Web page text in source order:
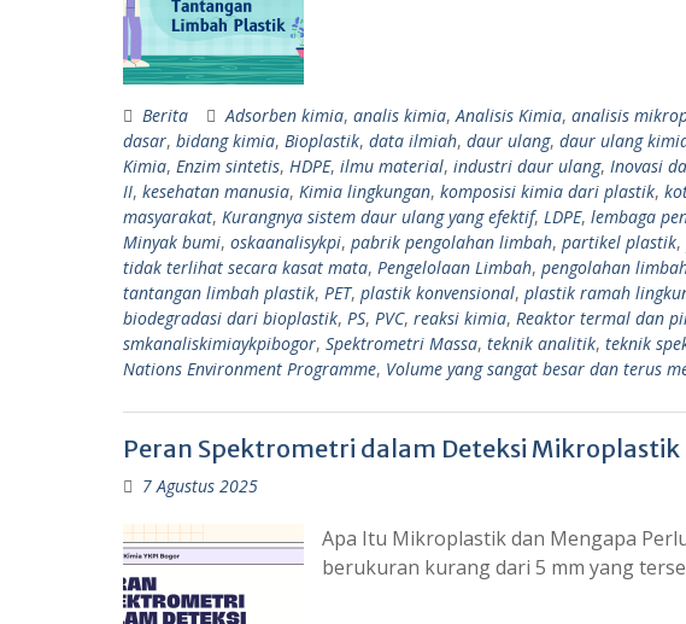
Berita Adsorben kimia, analis kimia, Analisis Kimia, analisis
dasar, bidang kimia, Bioplastik, data ilmiah, daur ulang, daur ulang
Kimia, Enzim sintetis, HDPE, ilmu material, industri daur ulang, Inovasi
II, kesehatan manusia, Kimia lingkungan, komposisi kimia dari plastik,
masyarakat, Kurangnya sistem daur ulang yang efektif, LDPE, lembaga
Minyak bumi, oskaanalisykpi, pabrik pengolahan limbah, partikel plastik,
tidak terlihat secara kasat mata, Pengelolaan Limbah, pengolahan
tantangan limbah plastik, PET, plastik konvensional, plastik ramah
biodegradasi dari bioplastik, PS, PVC, reaksi kimia, Reaktor termal dan
smkanaliskimiaykpibogor, Spektrometri Massa, teknik analitik, teknik
Nations Environment Programme, Volume yang sangat besar dan terus
Peran Spektrometri dalam Deteksi
7 Agustus 2025
Apa Itu Mikroplastik dan Mengapa
berukuran kurang dari 5 mm yang